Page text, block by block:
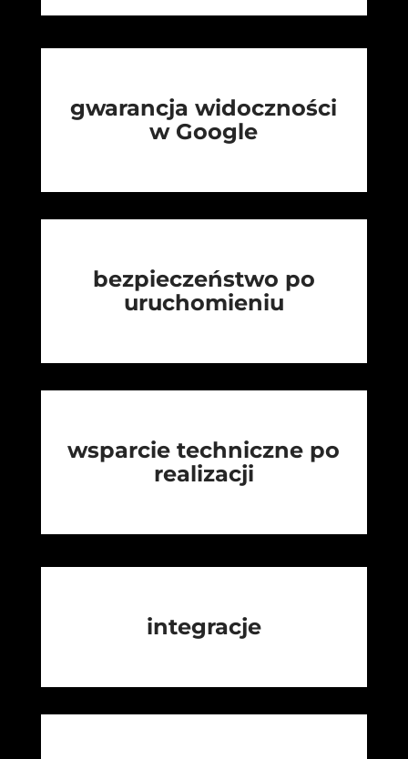
gwarancja widoczności
w Google
bezpieczeństwo po
uruchomieniu
wsparcie techniczne po
realizacji
integracje